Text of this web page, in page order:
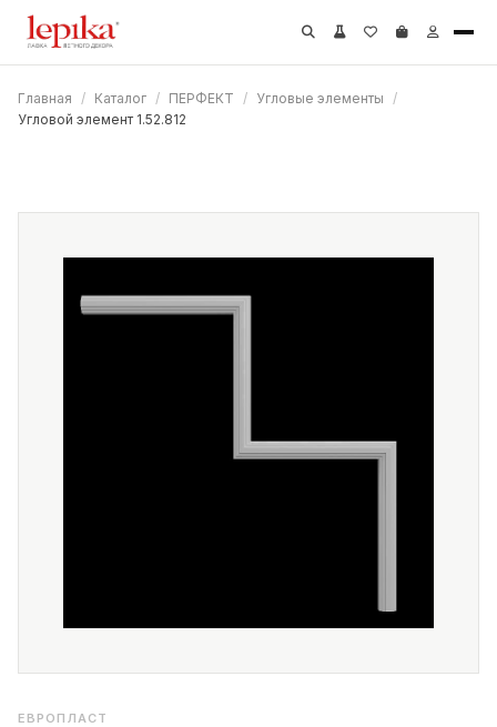
Главная / Каталог / ПЕРФЕКТ / Угловые элементы /
Угловой элемент 1.52.812
ЕВРОПЛАСТ